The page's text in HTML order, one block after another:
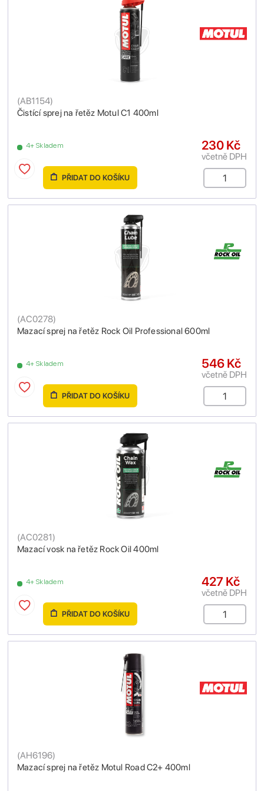
Čistící sprej na řetěz Motul C1 400ml
(AB1154)
4+ Skladem 230 Kč
včetně DPH
PŘIDAT DO KOŠÍKU
Mazací sprej na řetěz Rock Oil Professional 600ml
(AC0278)
4+ Skladem 546 Kč
včetně DPH
PŘIDAT DO KOŠÍKU
Mazací vosk na řetěz Rock Oil 400ml
(AC0281)
4+ Skladem 427 Kč
včetně DPH
PŘIDAT DO KOŠÍKU
Mazací sprej na řetěz Motul Road C2+ 400ml
(AH6196)